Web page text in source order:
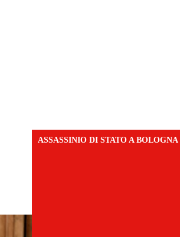
ASSASSINIO DI STATO A BOLOGNA